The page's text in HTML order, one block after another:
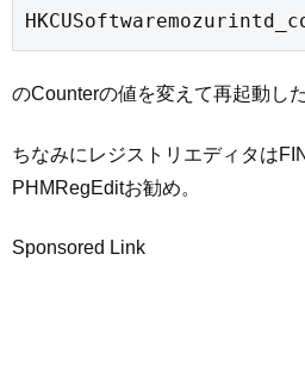
のCounterの値を変えて再起動し
ちなみにレジストリエディタは
PHMRegEditお勧め。
Sponsored Link